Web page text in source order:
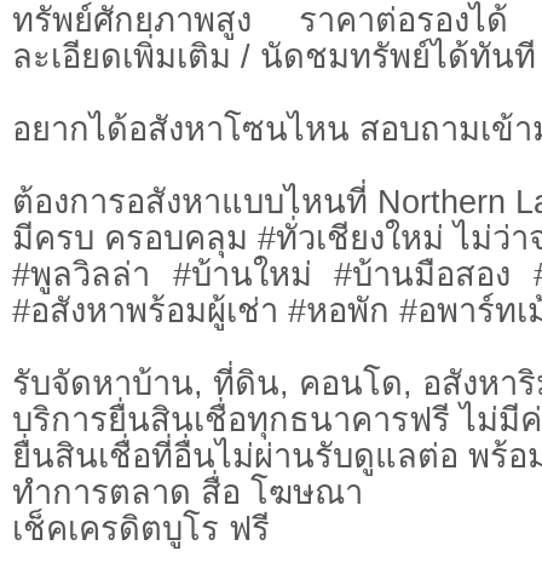
ทรัพย์ศักยภาพสูง ราคาต่อรองได้
ละเอียดเพิ่มเติม / นัดชมทรัพย์ได้ทันที
อยากได้อสังหาโซนไหน สอบถามเข้า
ต้องการอสังหาแบบไหนที่ Northern
มีครบ ครอบคลุม #ทั่วเชียงใหม่ ไม่ว่า
#พูลวิลล่า #บ้านใหม่ #บ้านมือสอง
#อสังหาพร้อมผู้เช่า #หอพัก #อพาร์ท
รับจัดหาบ้าน, ที่ดิน, คอนโด, อสังหา
บริการยื่นสินเชื่อทุกธนาคารฟรี ไม่มี
ยื่นสินเชื่อที่อื่นไม่ผ่านรับดูแลต่อ พร้อ
ทำการตลาด สื่อ โฆษณา
เช็คเครดิตบูโร ฟรี